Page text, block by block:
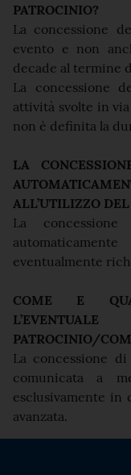
PATROCINIO?
La concessione
evento e non
decade al termine
La concessione
attività svolte in
non è definita la
LA
ALL’UTILIZZO
La
eventualmente
COME E
PATROCINIO/
La concessione
comunicata a
esclusivamente in
avanzata.